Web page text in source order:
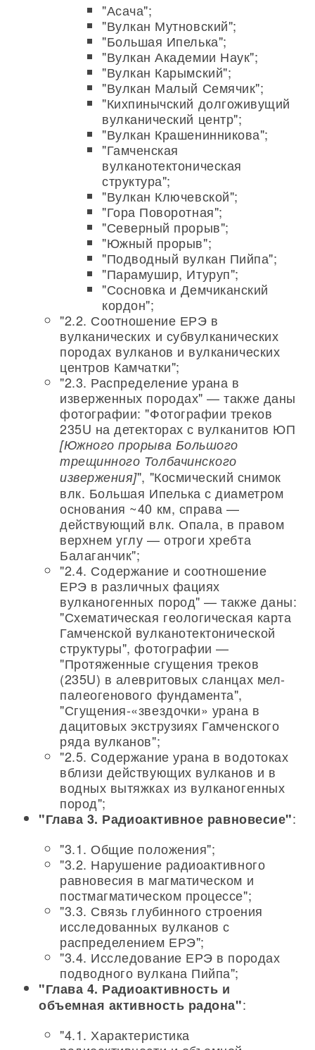
"Асача";
"Вулкан Мутновский";
"Большая Ипелька";
"Вулкан Академии Наук";
"Вулкан Карымский";
"Вулкан Малый Семячик";
"Кихпинычский долгоживущий
вулканический центр";
"Вулкан Крашенинникова";
"Гамченская
вулканотектоническая
структура";
"Вулкан Ключевской";
"Гора Поворотная";
"Северный прорыв";
"Южный прорыв";
"Подводный вулкан Пийпа";
"Парамушир, Итуруп";
"Сосновка и Демчиканский
кордон";
"2.2. Соотношение ЕРЭ в
вулканических и субвулканических
породах вулканов и вулканических
центров Камчатки";
"2.3. Распределение урана в
изверженных породах" — также даны
фотографии: "Фотографии треков
235U на детекторах с вулканитов ЮП
[Южного прорыва Большого
трещинного Толбачинского
извержения]", "Космический снимок
влк. Большая Ипелька с диаметром
основания ~40 км, справа —
действующий влк. Опала, в правом
верхнем углу — отроги хребта
Балаганчик";
"2.4. Содержание и соотношение
ЕРЭ в различных фациях
вулканогенных пород" — также даны:
"Схематическая геологическая карта
Гамченской вулканотектонической
структуры", фотографии —
"Протяженные сгущения треков
(235U) в алевритовых сланцах мел-
палеогенового фундамента",
"Сгущения-«звездочки» урана в
дацитовых экструзиях Гамченского
ряда вулканов";
"2.5. Содержание урана в водотоках
вблизи действующих вулканов и в
водных вытяжках из вулканогенных
пород";
"Глава 3. Радиоактивное равновесие":
"3.1. Общие положения";
"3.2. Нарушение радиоактивного
равновесия в магматическом и
постмагматическом процессе";
"3.3. Связь глубинного строения
исследованных вулканов с
распределением ЕРЭ";
"3.4. Исследование ЕРЭ в породах
подводного вулкана Пийпа";
"Глава 4. Радиоактивность и
объемная активность радона":
"4.1. Характеристика